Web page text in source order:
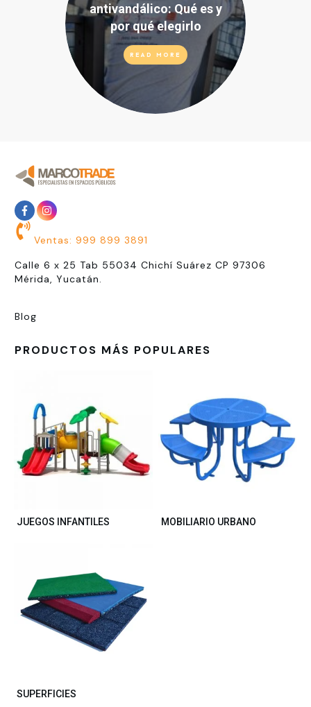
antivandálico: Qué es y
por qué elegirlo
READ MORE
Ventas: 999 899 3891
Calle 6 x 25 Tab 55034 Chichí Suárez CP 97306
Mérida, Yucatán.
Blog
PRODUCTOS MÁS POPULARES
JUEGOS INFANTILES MOBILIARIO URBANO
SUPERFICIES